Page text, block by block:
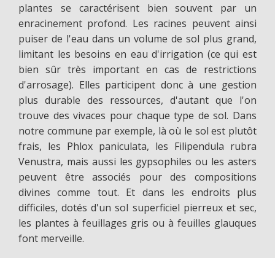
plantes se caractérisent bien souvent par un
enracinement profond. Les racines peuvent ainsi
puiser de l'eau dans un volume de sol plus grand,
limitant les besoins en eau d'irrigation (ce qui est
bien sûr très important en cas de restrictions
d'arrosage). Elles participent donc à une gestion
plus durable des ressources, d'autant que l'on
trouve des vivaces pour chaque type de sol. Dans
notre commune par exemple, là où le sol est plutôt
frais, les Phlox paniculata, les Filipendula rubra
Venustra, mais aussi les gypsophiles ou les asters
peuvent être associés pour des compositions
divines comme tout. Et dans les endroits plus
difficiles, dotés d'un sol superficiel pierreux et sec,
les plantes à feuillages gris ou à feuilles glauques
font merveille.